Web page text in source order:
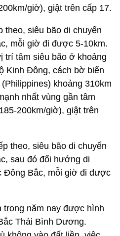
giờ), giật trên cấp 17.
theo, siêu bão di chuyển
mỗi giờ đi được 5-10km.
trí tâm siêu bão ở khoảng
Kinh Đông, cách bờ biển
khoảng 310km
nhất vùng gần tâm
200km/giờ), giật trên
theo, siêu bão di chuyển
sau đó đổi hướng di
Đông Bắc, mỗi giờ đi được
trong năm nay được hình
Thái Bình Dương.